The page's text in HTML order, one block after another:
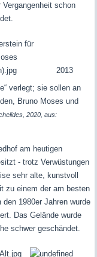
schon
2013
verlegt; sie sollen an
Bruno Moses und
2020, aus:
am heutigen
- trotz Verwüstungen
sehr alte, kunstvoll
zu einem der am besten
1980er Jahren wurde
Das Gelände wurde
schwer geschändet.